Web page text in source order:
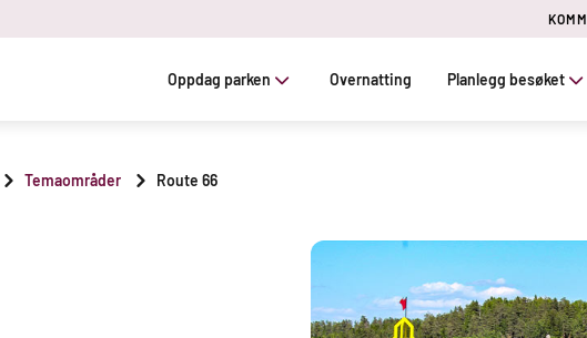
Oppdag parken Overnatting Planlegg besøket
Temaområder Route 66